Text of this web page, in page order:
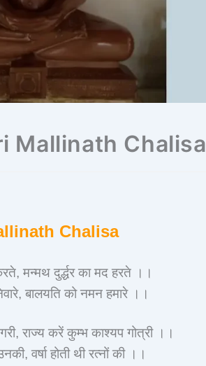
Mallinath Chalisa
Chalisa
मन्मथ दुर्द्धर का मद हरते ।।
बालयति को नमन हमारे ।।
राज्य करें कुम्भ काश्यप गोत्री ।।
वर्षा होती थी रत्नों की ।।